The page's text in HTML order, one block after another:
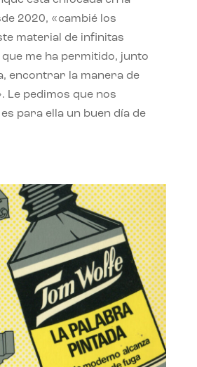
2020, «cambié los
material de infinitas
me ha permitido, junto
encontrar la manera de
Le pedimos que nos
para ella un buen día de